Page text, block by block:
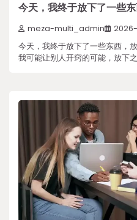
今天，我终于放下了一些
meza-multi_admin
今天，我终于放下了一些东西，
我可能让别人开窍的可能，放下